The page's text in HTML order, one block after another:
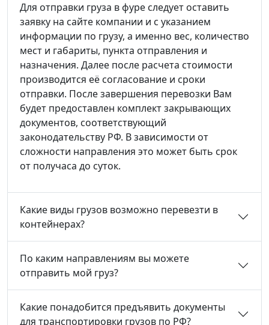
Для отправки груза в фуре следует оставить
заявку на сайте компании и с указанием
информации по грузу, а именно вес, количество
мест и габариты, пункта отправления и
назначения. Далее после расчета стоимости
производится её согласование и сроки
отправки. После завершения перевозки Вам
будет предоставлен комплект закрывающих
документов, соответствующий
законодательству РФ. В зависимости от
сложности направления это может быть срок
от получаса до суток.
Какие виды грузов возможно перевезти в
контейнерах?
По каким направлениям вы можете
отправить мой груз?
Какие понадобится предъявить документы
для транспортировки грузов по РФ?